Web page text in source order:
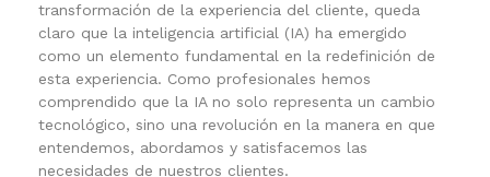
transformación de la experiencia del cliente, queda
claro que la inteligencia artificial (IA) ha emergido
como un elemento fundamental en la redefinición de
esta experiencia. Como profesionales hemos
comprendido que la IA no solo representa un cambio
tecnológico, sino una revolución en la manera en que
entendemos, abordamos y satisfacemos las
necesidades de nuestros clientes.